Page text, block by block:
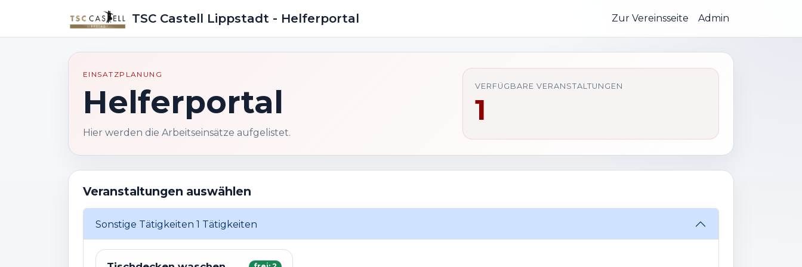
TSC Castell Lippstadt - Helferportal Zur Vereinsseite Admin
EINSATZPLANUNG
Helferportal
Hier werden die Arbeitseinsätze aufgelistet.
VERFÜGBARE VERANSTALTUNGEN
1
Veranstaltungen auswählen
Sonstige Tätigkeiten 1 Tätigkeiten